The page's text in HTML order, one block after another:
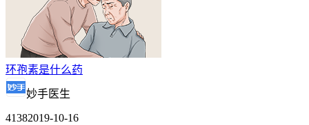
环孢素是什么药
妙手医生
41382019-10-16